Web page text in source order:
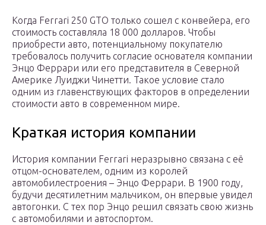
Когда Ferrari 250 GTO только сошел с конвейера, его
стоимость составляла 18 000 долларов. Чтобы
приобрести авто, потенциальному покупателю
требовалось получить согласие основателя компании
Энцо Феррари или его представителя в Северной
Америке Луиджи Чинетти. Такое условие стало
одним из главенствующих факторов в определении
стоимости авто в современном мире.
Краткая история компании
История компании Ferrari неразрывно связана с её
отцом-основателем, одним из королей
автомобилестроения – Энцо Феррари. В 1900 году,
будучи десятилетним мальчиком, он впервые увидел
автогонки. С тех пор Энцо решил связать свою жизнь
с автомобилями и автоспортом.